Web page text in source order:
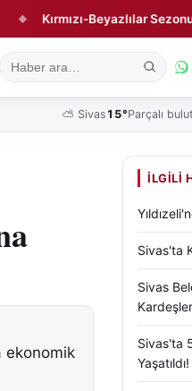
Beyazlılar Sezonun İlk
Kültür, Sanat ve Tarih
⛅ Sivas 15°Parçalı
ekonomik
İLGILI
Sivas'ta
Sivas
Sivas'ta
Yaşatıldı!